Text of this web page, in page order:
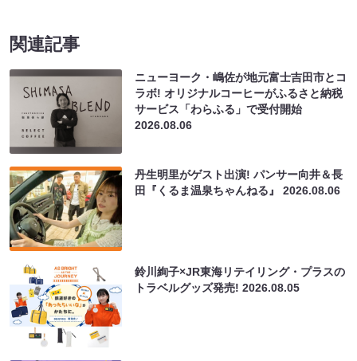
関連記事
ニューヨーク・嶋佐が地元富士吉田市とコ
ラボ! オリジナルコーヒーがふるさと納税
サービス「わらふる」で受付開始
2026.08.06
丹生明里がゲスト出演! パンサー向井＆長
田『くるま温泉ちゃんねる』2026.08.06
鈴川絢子×JR東海リテイリング・プラスの
トラベルグッズ発売!2026.08.05